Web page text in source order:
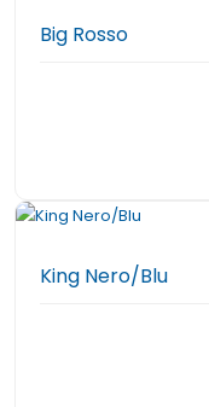
Big Rosso
King Nero/Blu